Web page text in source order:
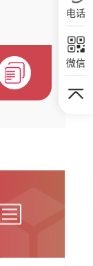
电话
微信